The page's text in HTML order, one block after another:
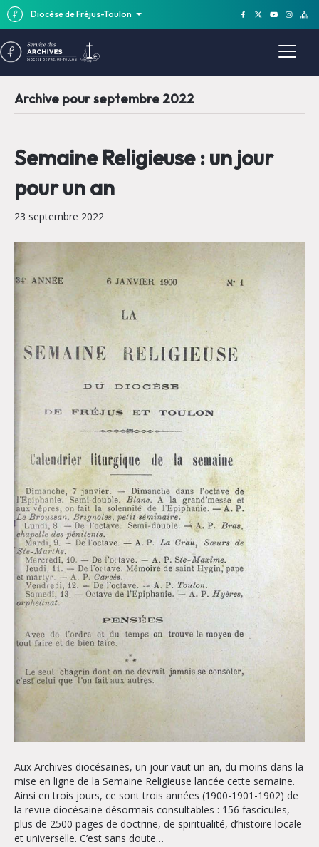
Diocèse de Fréjus-Toulon
Archive pour septembre 2022
Semaine Religieuse : un jour
pour un an
23 septembre 2022
Aux Archives diocésaines, un jour vaut un an, du moins dans la
mise en ligne de la Semaine Religieuse lancée cette semaine.
Ainsi en trois jours, ce sont trois années (1900-1901-1902) de
la revue diocésaine désormais consultables : 156 fascicules,
plus de 2500 pages de doctrine, de spiritualité, d’histoire locale
et universelle. C’est sans doute…